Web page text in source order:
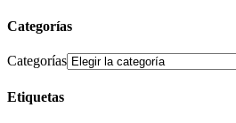
Categorías
Categorías
Etiquetas